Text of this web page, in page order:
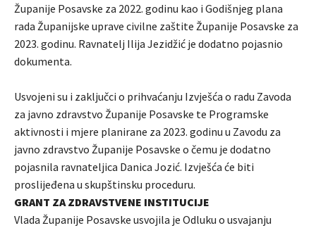
Županije Posavske za 2022. godinu kao i Godišnjeg plana
rada Županijske uprave civilne zaštite Županije Posavske za
2023. godinu. Ravnatelj Ilija Jezidžić je dodatno pojasnio
dokumenta.
Usvojeni su i zaključci o prihvaćanju Izvješća o radu Zavoda
za javno zdravstvo Županije Posavske te Programske
aktivnosti i mjere planirane za 2023. godinu u Zavodu za
javno zdravstvo Županije Posavske o čemu je dodatno
pojasnila ravnateljica Danica Jozić. Izvješća će biti
proslijeđena u skupštinsku proceduru.
GRANT ZA ZDRAVSTVENE INSTITUCIJE
Vlada Županije Posavske usvojila je Odluku o usvajanju